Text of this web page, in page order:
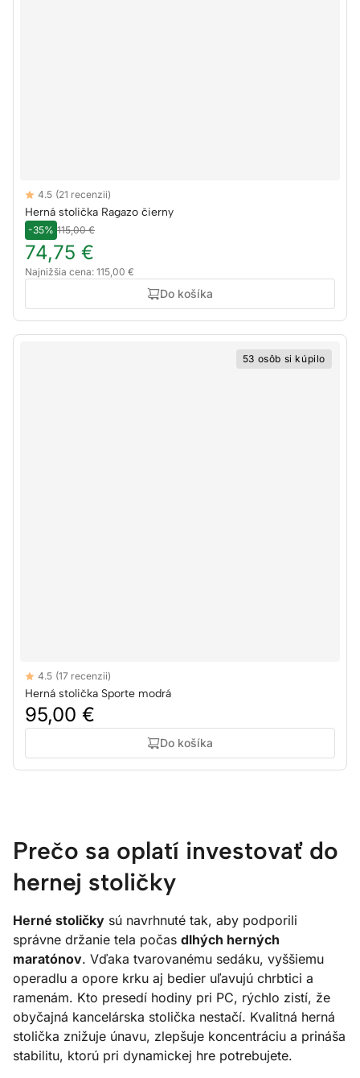
Reviews
4.5 out of 5 stars
4.5 (21 recenzii)
Herná stolička Ragazo čierny
-35% 115,00 €
74,75 €
Najnižšia cena: 115,00 €
Do košíka
53 osôb si kúpilo
Reviews
4.5 out of 5 stars
4.5 (17 recenzii)
Herná stolička Sporte modrá
95,00 €
Do košíka
Prečo sa oplatí investovať do
hernej stoličky
Herné stoličky sú navrhnuté tak, aby podporili
správne držanie tela počas dlhých herných
maratónov. Vďaka tvarovanému sedáku, vyššiemu
operadlu a opore krku aj bedier uľavujú chrbtici a
ramenám. Kto presedí hodiny pri PC, rýchlo zistí, že
obyčajná kancelárska stolička nestačí. Kvalitná herná
stolička znižuje únavu, zlepšuje koncentráciu a prináša
stabilitu, ktorú pri dynamickej hre potrebujete.